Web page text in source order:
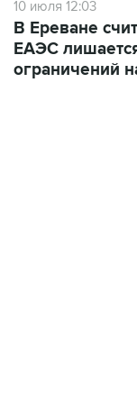
ЕАЭС
ограничений